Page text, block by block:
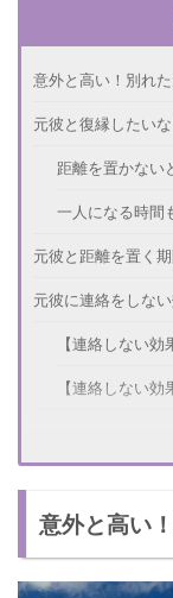
意外と高い！別れ
元彼と復縁したい
距離を置かない
一人になる時間
元彼と距離を置く
元彼に連絡をしな
【連絡しない
【連絡しない
意外と高い